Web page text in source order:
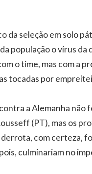
da seleção em solo
população o vírus
o time, mas com a
tocadas por
a Alemanha
(PT), mas os
derrota, com certeza,
culminariam no